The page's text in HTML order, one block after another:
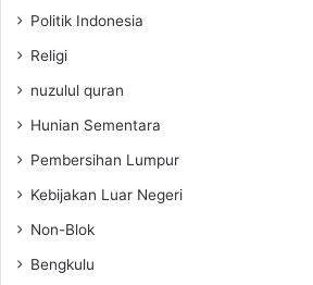
Politik Indonesia
Religi
nuzulul quran
Hunian Sementara
Pembersihan Lumpur
Kebijakan Luar Negeri
Non-Blok
Bengkulu